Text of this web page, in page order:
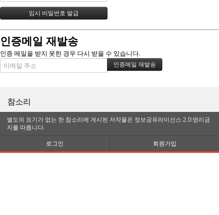
인증메일 재발송
인증 메일을 받지 못한 경우 다시 받을 수 있습니다.
참소리
별도의 표기가 없는 한 참소리에 게시된 저작물은 정보공유라이선스 2.0:영리금
지를 따릅니다.
로그인
회원가입